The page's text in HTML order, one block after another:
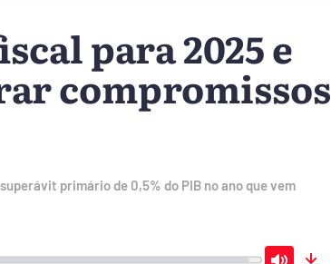
para 2025 e
compromissos
primário de 0,5% do PIB no ano que vem